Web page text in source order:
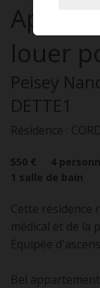
louer
Peisey
DETTE1
Résidence :
550 € 4
1 salle de bain
Cette résidence
médical et de la
Équipée
Bel